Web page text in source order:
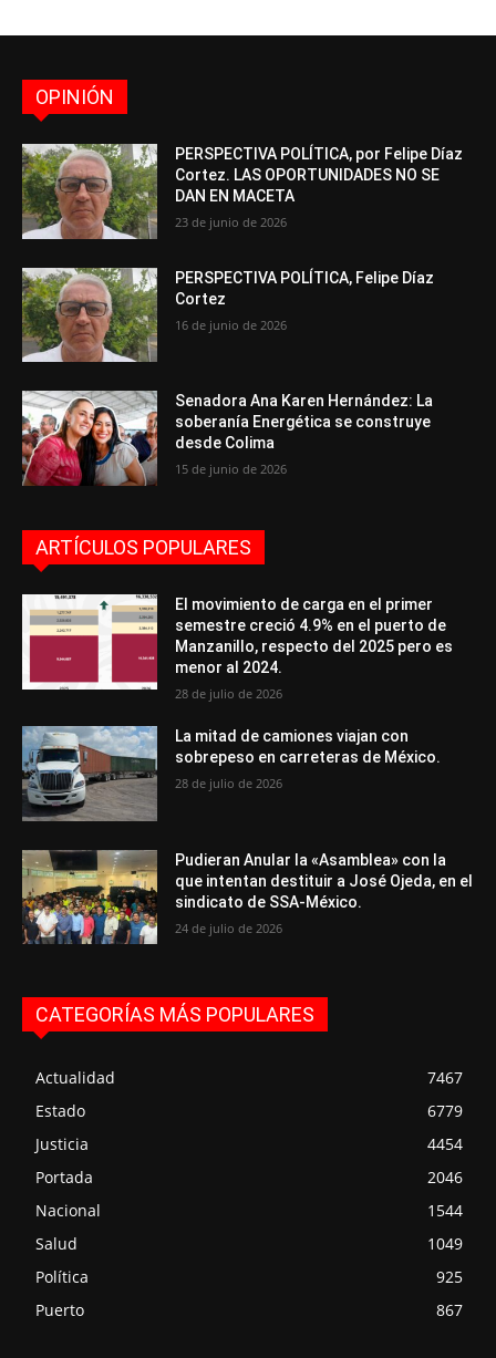
OPINIÓN
PERSPECTIVA POLÍTICA, por Felipe Díaz
Cortez. LAS OPORTUNIDADES NO SE
DAN EN MACETA
23 de junio de 2026
PERSPECTIVA POLÍTICA, Felipe Díaz
Cortez
16 de junio de 2026
Senadora Ana Karen Hernández: La
soberanía Energética se construye
desde Colima
15 de junio de 2026
ARTÍCULOS POPULARES
El movimiento de carga en el primer
semestre creció 4.9% en el puerto de
Manzanillo, respecto del 2025 pero es
menor al 2024.
28 de julio de 2026
La mitad de camiones viajan con
sobrepeso en carreteras de México.
28 de julio de 2026
Pudieran Anular la «Asamblea» con la
que intentan destituir a José Ojeda, en el
sindicato de SSA-México.
24 de julio de 2026
CATEGORÍAS MÁS POPULARES
Actualidad
7467
Estado
6779
Justicia
4454
Portada
2046
Nacional
1544
Salud
1049
Política
925
Puerto
867